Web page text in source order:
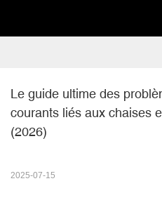
Le guide ultime des
courants liés aux chaises
(2026)
2025-07-15